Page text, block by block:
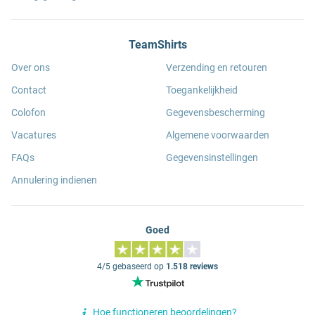
TeamShirts
Over ons
Contact
Colofon
Vacatures
FAQs
Annulering indienen
Verzending en retouren
Toegankelijkheid
Gegevensbescherming
Algemene voorwaarden
Gegevensinstellingen
Goed
4/5 gebaseerd op 1.518 reviews
Hoe functioneren beoordelingen?